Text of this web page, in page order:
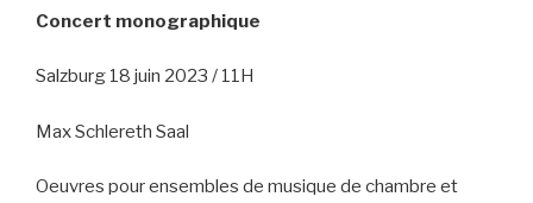
Concert monographique
Salzburg 18 juin 2023 / 11H
Max Schlereth Saal
Oeuvres pour ensembles de musique de chambre et